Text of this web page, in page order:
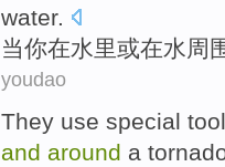
water.
当你在水里或在水周
youdao
They use special
and around a